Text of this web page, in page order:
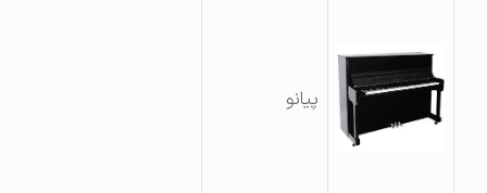
پیانو